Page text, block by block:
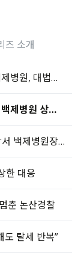
즈 소개
셜록이 다 이겼다… ‘입막음 소송’ 백제병원, 대법원도 패소
셜록이 또 이겼다… ‘2억 손배 청구’ 백제병원 상대 승소
“지역기관장 모임, 유착 불러“.. 국감서 백제병원장 언급
한 대응
춘 논산경찰
도 탈세 반복”